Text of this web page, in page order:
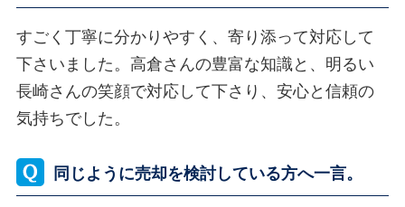
すごく丁寧に分かりやすく、寄り添って対応して
下さいました。高倉さんの豊富な知識と、明るい
長崎さんの笑顔で対応して下さり、安心と信頼の
気持ちでした。
同じように売却を検討している方へ一言。